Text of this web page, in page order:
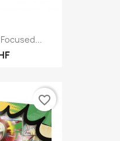
favorite_border